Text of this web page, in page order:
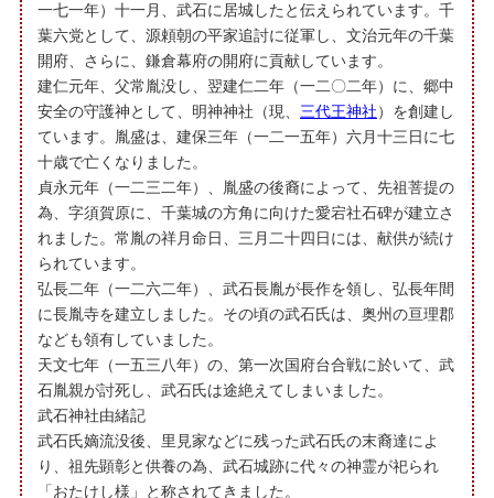
一七一年）十一月、武石に居城したと伝えられています。千
葉六党として、源頼朝の平家追討に従軍し、文治元年の千葉
開府、さらに、鎌倉幕府の開府に貢献しています。
建仁元年、父常胤没し、翌建仁二年（一二〇二年）に、郷中
安全の守護神として、明神神社（現、三代王神社）を創建し
ています。胤盛は、建保三年（一二一五年）六月十三日に七
十歳で亡くなりました。
貞永元年（一二三二年）、胤盛の後裔によって、先祖菩提の
為、字須賀原に、千葉城の方角に向けた愛宕社石碑が建立さ
れました。常胤の祥月命日、三月二十四日には、献供が続け
られています。
弘長二年（一二六二年）、武石長胤が長作を領し、弘長年間
に長胤寺を建立しました。その頃の武石氏は、奥州の亘理郡
なども領有していました。
天文七年（一五三八年）の、第一次国府台合戦に於いて、武
石胤親が討死し、武石氏は途絶えてしまいました。
武石神社由緒記
武石氏嫡流没後、里見家などに残った武石氏の末裔達によ
り、祖先顕彰と供養の為、武石城跡に代々の神霊が祀られ
「おたけし様」と称されてきました。